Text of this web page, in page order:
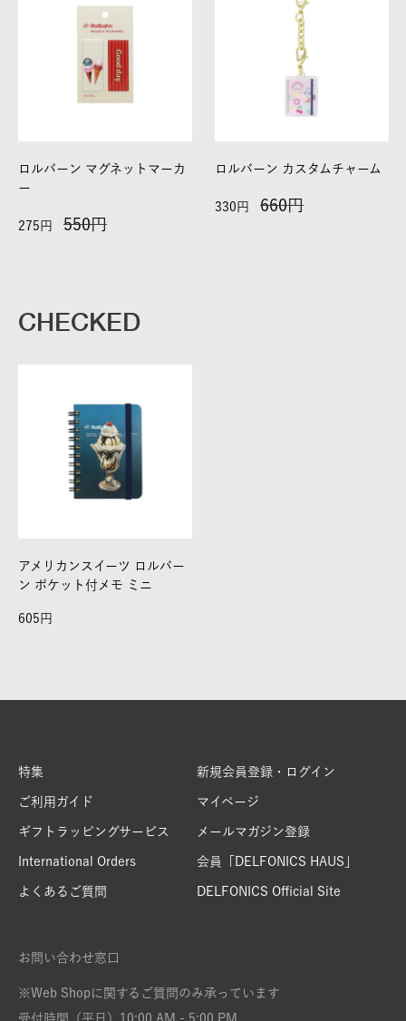
ロルバーン マグネットマーカ
ー
550
275
ロルバーン カスタムチャーム
660
330
CHECKED
アメリカンスイーツ ロルバー
ン ポケット付メモ ミニ
605
特集
ご利用ガイド
ギフトラッピングサービス
International Orders
よくあるご質問
新規会員登録・ログイン
マイページ
メールマガジン登録
会員「DELFONICS HAUS」
DELFONICS Official Site
お問い合わせ窓口
※Web Shopに関するご質問のみ承っています
受付時間（平日）10:00 AM - 5:00 PM